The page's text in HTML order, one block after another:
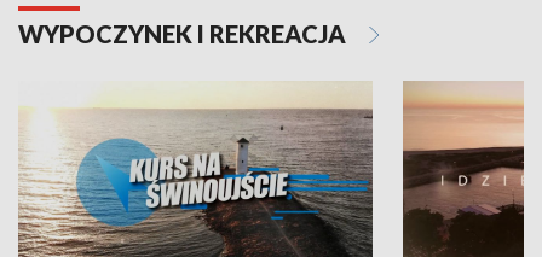
WYPOCZYNEK I REKREACJA